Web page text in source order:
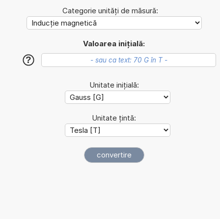
Categorie unități de măsură:
Valoarea inițială:
?
Unitate inițială:
Unitate țintă: